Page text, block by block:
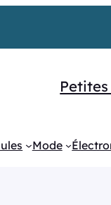
Mode